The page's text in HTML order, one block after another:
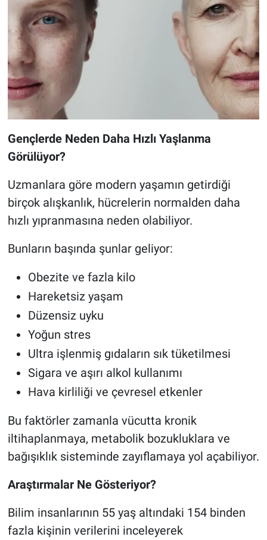
Gençlerde Neden Daha Hızlı Yaşlanma
Görülüyor?
Uzmanlara göre modern yaşamın getirdiği
birçok alışkanlık, hücrelerin normalden daha
hızlı yıpranmasına neden olabiliyor.
Bunların başında şunlar geliyor:
Obezite ve fazla kilo
Hareketsiz yaşam
Düzensiz uyku
Yoğun stres
Ultra işlenmiş gıdaların sık tüketilmesi
Sigara ve aşırı alkol kullanımı
Hava kirliliği ve çevresel etkenler
Bu faktörler zamanla vücutta kronik
iltihaplanmaya, metabolik bozukluklara ve
bağışıklık sisteminde zayıflamaya yol açabiliyor.
Araştırmalar Ne Gösteriyor?
Bilim insanlarının 55 yaş altındaki 154 binden
fazla kişinin verilerini inceleyerek